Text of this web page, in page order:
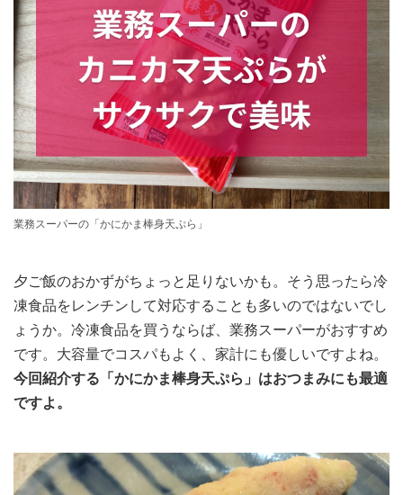
業務スーパーの「かにかま棒身天ぷら」
夕ご飯のおかずがちょっと足りないかも。そう思ったら冷
凍食品をレンチンして対応することも多いのではないでし
ょうか。冷凍食品を買うならば、業務スーパーがおすすめ
です。大容量でコスパもよく、家計にも優しいですよね。
今回紹介する「かにかま棒身天ぷら」はおつまみにも最適
ですよ。